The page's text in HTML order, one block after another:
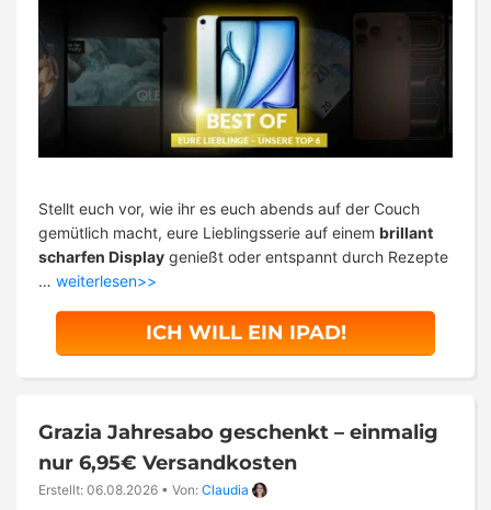
Stellt euch vor, wie ihr es euch abends auf der Couch
gemütlich macht, eure Lieblingsserie auf einem brillant
scharfen Display genießt oder entspannt durch Rezepte
… weiterlesen>>
ICH WILL EIN IPAD!
Grazia Jahresabo geschenkt – einmalig
nur 6,95€ Versandkosten
Erstellt: 06.08.2026 • Von: Claudia